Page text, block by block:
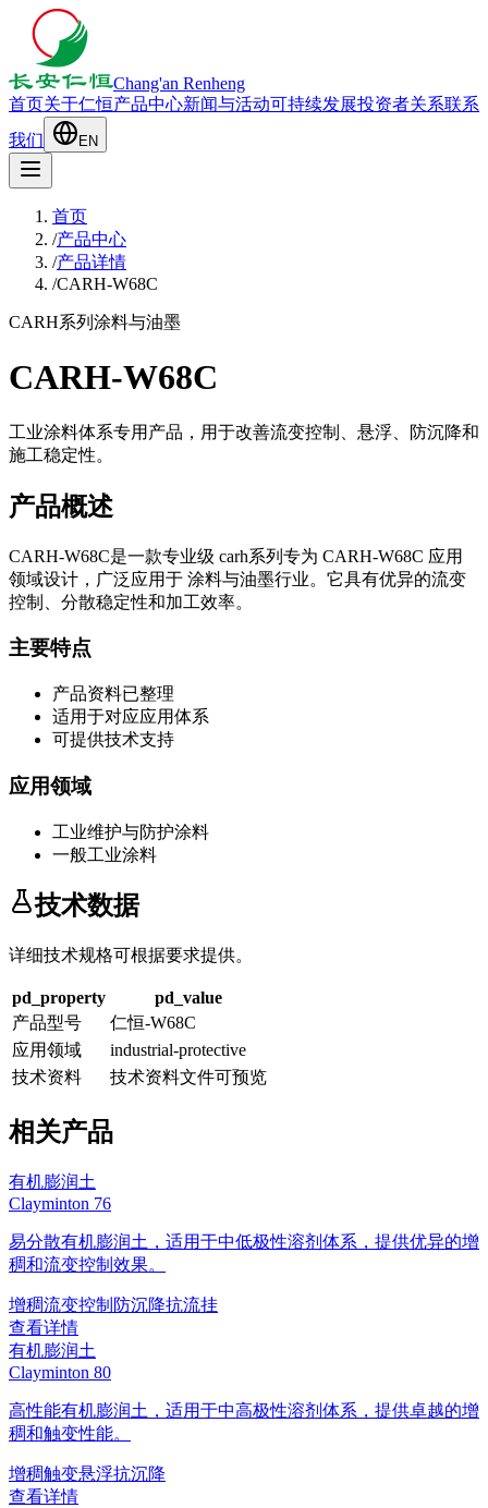
Chang'an Renheng
首页关于仁恒产品中心新闻与活动可持续发展投资者关系联系
我们
EN
首页
/产品中心
/产品详情
/CARH-W68C
CARH系列 涂料与油墨
CARH-W68C
工业涂料体系专用产品，用于改善流变控制、悬浮、防沉降和
施工稳定性。
产品概述
CARH-W68C是一款专业级 carh系列 专为 CARH-W68C 应用
领域设计，广泛应用于 涂料与油墨行业。它具有优异的流变
控制、分散稳定性和加工效率。
主要特点
产品资料已整理
适用于对应应用体系
可提供技术支持
应用领域
工业维护与防护涂料
一般工业涂料
技术数据
详细技术规格可根据要求提供。
pd_property
pd_value
产品型号
仁恒-W68C
应用领域
industrial-protective
技术资料
技术资料文件可预览
相关产品
有机膨润土
Clayminton 76
易分散有机膨润土，适用于中低极性溶剂体系，提供优异的增
稠和流变控制效果。
增稠流变控制 防沉降抗流挂
查看详情
有机膨润土
Clayminton 80
高性能有机膨润土，适用于中高极性溶剂体系，提供卓越的增
稠和触变性能。
增稠触变悬浮抗沉降
查看详情